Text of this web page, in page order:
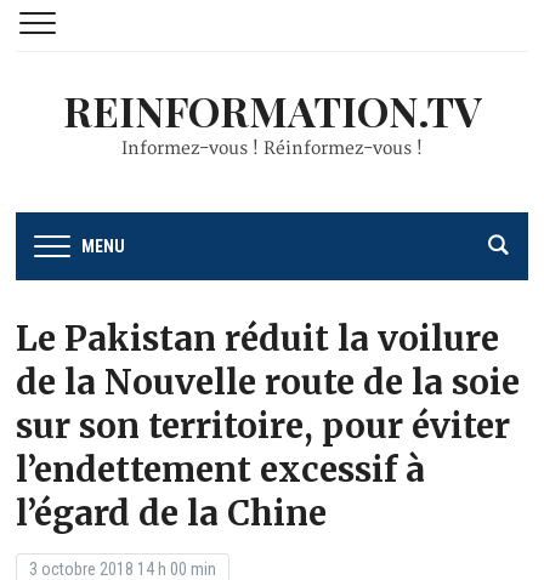
REINFORMATION.TV
Informez-vous ! Réinformez-vous !
MENU
Le Pakistan réduit la voilure
de la Nouvelle route de la soie
sur son territoire, pour éviter
l’endettement excessif à
l’égard de la Chine
3 octobre 2018 14 h 00 min